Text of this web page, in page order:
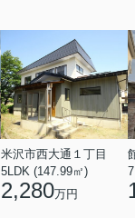
米沢市西大通１丁目
5LDK (147.99㎡)
2,280万円